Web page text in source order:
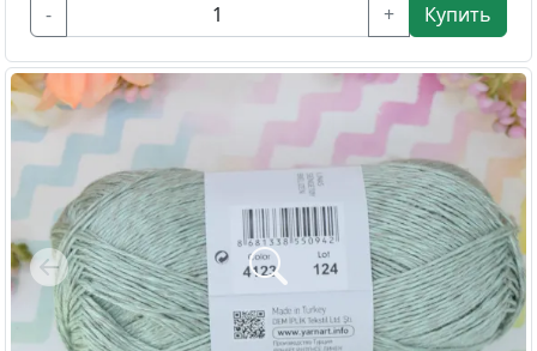
- + Купить
Previous